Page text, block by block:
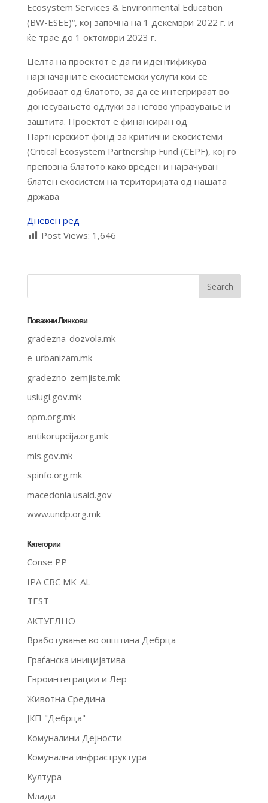
Ecosystem Services & Environmental Education
(BW-ESEE)“, кој започна на 1 декември 2022 г. и
ќе трае до 1 октомври 2023 г.
Целта на проектот е да ги идентификува
најзначајните екосистемски услуги кои се
добиваат од блатото, за да се интегрираат во
донесувањето одлуки за негово управување и
заштита. Проектот е финансиран од
Партнерскиот фонд за критични екосистеми
(Critical Ecosystem Partnership Fund (CEPF), кој го
препозна блатото како вреден и најзачуван
блатен екосистем на територијата од нашата
држава
Дневен ред
Post Views: 1,646
Поважни Линкови
gradezna-dozvola.mk
e-urbanizam.mk
gradezno-zemjiste.mk
uslugi.gov.mk
opm.org.mk
antikorupcija.org.mk
mls.gov.mk
spinfo.org.mk
macedonia.usaid.gov
www.undp.org.mk
Категории
Conse PP
IPA CBC MK-AL
TEST
АКТУЕЛНО
Вработување во општина Дебрца
Граѓанска иницијатива
Евроинтеграции и Лер
Животна Средина
ЈКП "Дебрца"
Комуналини Дејности
Комунална инфраструктура
Култура
Млади